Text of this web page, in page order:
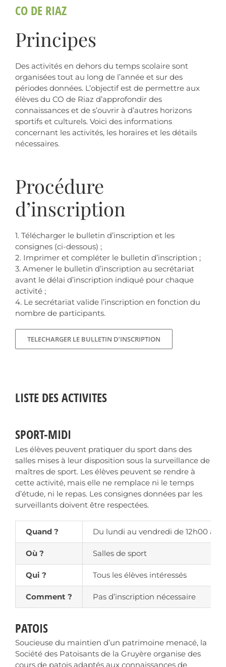
CO DE RIAZ
Principes
Des activités en dehors du temps scolaire sont
organisées tout au long de l’année et sur des
périodes données. L’objectif est de permettre aux
élèves du CO de Riaz d’approfondir des
connaissances et de s’ouvrir à d’autres horizons
sportifs et culturels. Voici des informations
concernant les activités, les horaires et les détails
nécessaires.
Procédure
d’inscription
1. Télécharger le bulletin d’inscription et les
consignes (ci-dessous) ;
2. Imprimer et compléter le bulletin d’inscription ;
3. Amener le bulletin d’inscription au secrétariat
avant le délai d’inscription indiqué pour chaque
activité ;
4. Le secrétariat valide l’inscription en fonction du
nombre de participants.
TELECHARGER LE BULLETIN D’INSCRIPTION
LISTE DES ACTIVITES
SPORT-MIDI
Les élèves peuvent pratiquer du sport dans des
salles mises à leur disposition sous la surveillance de
maîtres de sport. Les élèves peuvent se rendre à
cette activité, mais elle ne remplace ni le temps
d’étude, ni le repas. Les consignes données par les
surveillants doivent être respectées.
Quand ? Du lundi au vendredi de 12h00 à
Où ? Salles de sport
Qui ? Tous les élèves intéressés
Comment ? Pas d’inscription nécessaire
PATOIS
Soucieuse du maintien d’un patrimoine menacé, la
Société des Patoisants de la Gruyère organise des
cours de patois adaptés aux connaissances de